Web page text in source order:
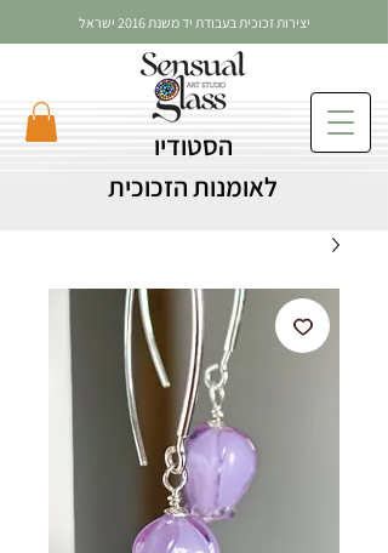
הסטודיו
לאומנות הזכוכית
יצירות זכוכית בעבודת יד משנת 2016 ישראל